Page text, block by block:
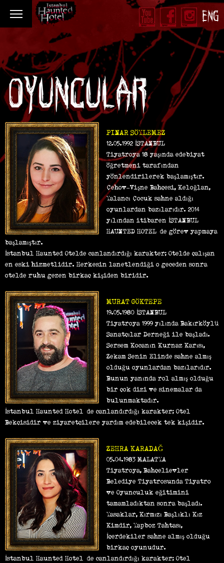
ENG
PINAR SÖYLEMEZ
12.05.1992 İSTANBUL
Tiyatroya 18 yaşında edebiyat
öğretmeni tarafından
yönlendirilerek başlamıştır.
Çehov-Vişne Bahçesi, Keloğlan,
Yalancı Çocuk sahne aldığı
oyunlardan bazılarıdır. 2014
yılından itibaren İSTANBUL
HAUNTED HOTEL ’de görev yapmaya
başlamıştır.
İstanbul Haunted Otelde canlandırdığı karakter; Otelde çalışan
en eski hizmetlidir. Herkesin lanetlendiği o geceden sonra
otelde ruhu gezen birkaç kişiden biridir.
MURAT GÖKTEPE
19.05.1980 İSTANBUL
Tiyatroya 1999 yılında Bakırköylü
Sanatçılar Derneği ile başladı.
Sersem Kocanın Kurnaz Karısı,
Zekam Senin Elinde sahne almış
olduğu oyunlardan bazılarıdır.
Bunun yanında rol almış olduğu
bir çok dizi ve sinemalar da
bulunmaktadır.
İstanbul Haunted Hotel’ de canlandırdığı karakter; Otel
Bekçisidir ve ziyaretçilere yardım edebilecek tek kişidir.
ZEHRA KARADAĞ
05.04.1983 MALATYA
Tiyatroya, Bahçelievler
Belediye Tiyatrosunda Tiyatro
ve Oyunculuk eğitimini
tamamladıktan sonra başladı.
Yasaklar, Kırmızı Başlıklı Kız
Kimdir, Yapboz Tahtası,
İçerdekiler sahne almış olduğu
birkaç oyunudur.
İstanbul Haunted Hotel’ de canlandırdığı karakter; Otel